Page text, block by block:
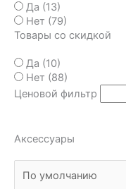
Да (13)
Нет (79)
Товары со скидкой
Да (10)
Нет (88)
Ценовой фильтр
Аксессуары